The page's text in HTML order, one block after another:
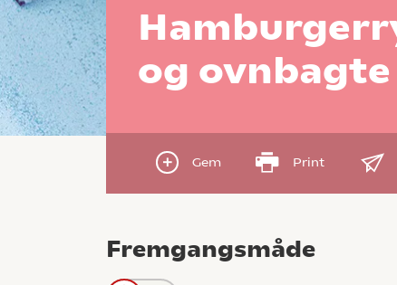
og
Gem Print
Fremgangsmåde